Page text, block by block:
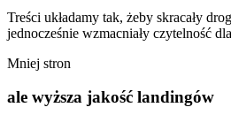
Treści układamy tak, żeby skracały
jednocześnie wzmacniały czytelność
Mniej stron
ale wyższa jakość landingów